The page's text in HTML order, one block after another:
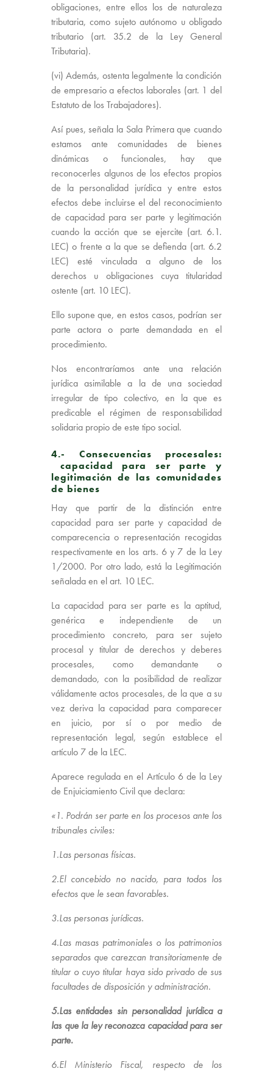
obligaciones, entre ellos los de naturaleza
tributaria, como sujeto autónomo u obligado
tributario (art. 35.2 de la Ley General
Tributaria).
(vi) Además, ostenta legalmente la condición
de empresario a efectos laborales (art. 1 del
Estatuto de los Trabajadores).
Así pues, señala la Sala Primera que cuando
estamos ante comunidades de bienes
dinámicas o funcionales, hay que
reconocerles algunos de los efectos propios
de la personalidad jurídica y entre estos
efectos debe incluirse el del reconocimiento
de capacidad para ser parte y legitimación
cuando la acción que se ejercite (art. 6.1.
LEC) o frente a la que se defienda (art. 6.2
LEC) esté vinculada a alguno de los
derechos u obligaciones cuya titularidad
ostente (art. 10 LEC).
Ello supone que, en estos casos, podrían ser
parte actora o parte demandada en el
procedimiento.
Nos encontraríamos ante una relación
jurídica asimilable a la de una sociedad
irregular de tipo colectivo, en la que es
predicable el régimen de responsabilidad
solidaria propio de este tipo social.
4.- Consecuencias procesales:
capacidad para ser parte y
legitimación de las comunidades
de bienes
Hay que partir de la distinción entre
capacidad para ser parte y capacidad de
comparecencia o representación recogidas
respectivamente en los arts. 6 y 7 de la Ley
1/2000. Por otro lado, está la Legitimación
señalada en el art. 10 LEC.
La capacidad para ser parte es la aptitud,
genérica e independiente de un
procedimiento concreto, para ser sujeto
procesal y titular de derechos y deberes
procesales, como demandante o
demandado, con la posibilidad de realizar
válidamente actos procesales, de la que a su
vez deriva la capacidad para comparecer
en juicio, por sí o por medio de
representación legal, según establece el
artículo 7 de la LEC.
Aparece regulada en el Artículo 6 de la Ley
de Enjuiciamiento Civil que declara:
«1. Podrán ser parte en los procesos ante los
tribunales civiles:
1.Las personas físicas.
2.El concebido no nacido, para todos los
efectos que le sean favorables.
3.Las personas jurídicas.
4.Las masas patrimoniales o los patrimonios
separados que carezcan transitoriamente de
titular o cuyo titular haya sido privado de sus
facultades de disposición y administración.
5.Las entidades sin personalidad jurídica a
las que la ley reconozca capacidad para ser
parte.
6.El Ministerio Fiscal, respecto de los